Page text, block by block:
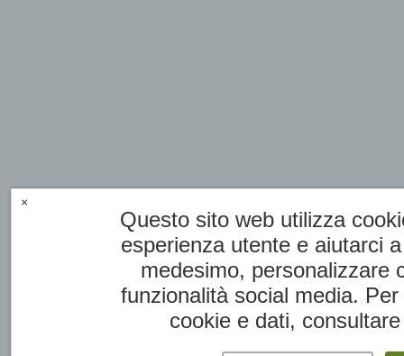
Questo sito web utilizza
esperienza utente e aiutarci
medesimo, personalizzare
funzionalità social media.
cookie e dati,
×